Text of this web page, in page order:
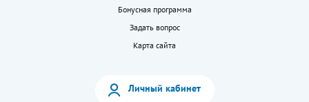
Бонусная программа
Задать вопрос
Карта сайта
Личный кабинет